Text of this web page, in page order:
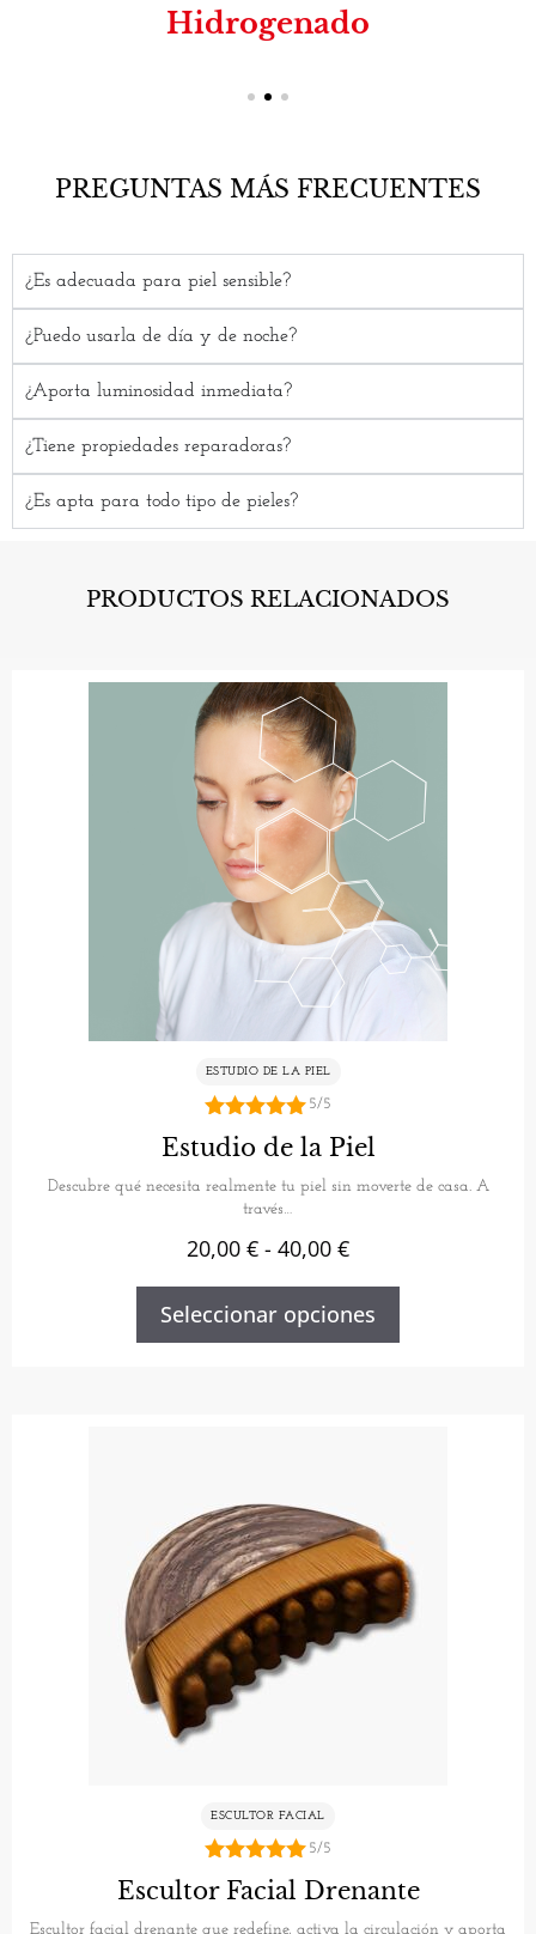
Hidrogenado
PREGUNTAS MÁS FRECUENTES
¿Es adecuada para piel sensible?
¿Puedo usarla de día y de noche?
¿Aporta luminosidad inmediata?
¿Tiene propiedades reparadoras?
¿Es apta para todo tipo de pieles?
PRODUCTOS RELACIONADOS
ESTUDIO DE LA PIEL
5.00
de 5
5/5
Estudio de la Piel
Descubre qué necesita realmente tu piel sin moverte de casa. A
través…
20,00 € - 40,00 €
Seleccionar opciones
ESCULTOR FACIAL
5.00
de 5
5/5
Escultor Facial Drenante
Escultor facial drenante que redefine, activa la circulación y aporta